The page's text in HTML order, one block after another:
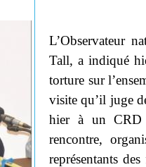
L’Observateur
Tall, a indiqué
torture sur
visite qu’il juge
hier à un CRD
rencontre,
représentants